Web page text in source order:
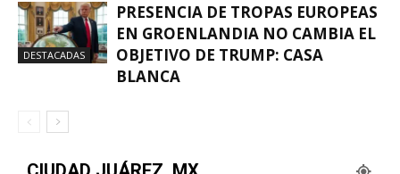
DESTACADAS
PRESENCIA DE TROPAS EUROPEAS
EN GROENLANDIA NO CAMBIA EL
OBJETIVO DE TRUMP: CASA
BLANCA